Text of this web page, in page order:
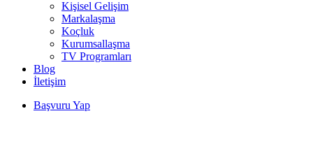
Kişisel Gelişim
Markalaşma
Koçluk
Kurumsallaşma
TV Programları
Blog
İletişim
Başvuru Yap